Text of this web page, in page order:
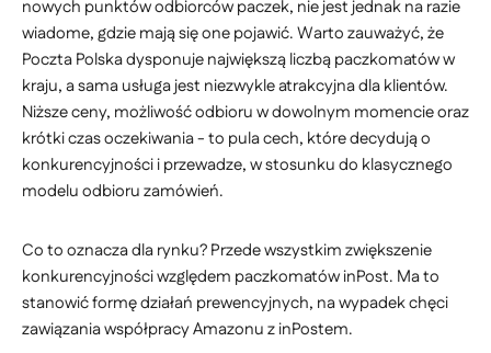
nowych punktów odbiorców paczek, nie jest jednak na razie
wiadome, gdzie mają się one pojawić. Warto zauważyć, że
Poczta Polska dysponuje największą liczbą paczkomatów w
kraju, a sama usługa jest niezwykle atrakcyjna dla klientów.
Niższe ceny, możliwość odbioru w dowolnym momencie oraz
krótki czas oczekiwania - to pula cech, które decydują o
konkurencyjności i przewadze, w stosunku do klasycznego
modelu odbioru zamówień.
Co to oznacza dla rynku? Przede wszystkim zwiększenie
konkurencyjności względem paczkomatów inPost. Ma to
stanowić formę działań prewencyjnych, na wypadek chęci
zawiązania współpracy Amazonu z inPostem.